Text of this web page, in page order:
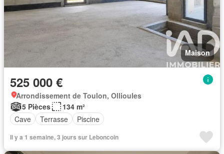
Maison
525 000 €
Arrondissement de Toulon, Ollioules
5 Pièces
134 m²
Cave
Terrasse Piscine
Il y a 1 semaine, 3 jours sur Leboncoin